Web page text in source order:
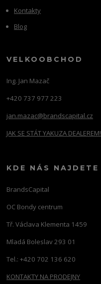
Kontakty
Blog
VELKOOBCHOD
Ing. Jan Mazač
+420 737 977 223
jan.mazac@brandscapital.cz
JAK SE STÁT YAKUZA DEALEREM!
KDE NÁS NAJDETE
BrandsCapital
OC Bondy centrum
Tř. Václava Klementa 1459
Mladá Boleslav 293 01
Tel.: +420 702 136 620
KONTAKTY NA PRODEJNY